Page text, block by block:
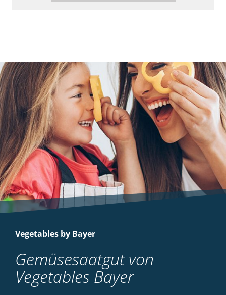
Vegetables by Bayer
Gemüsesaatgut von
Vegetables Bayer